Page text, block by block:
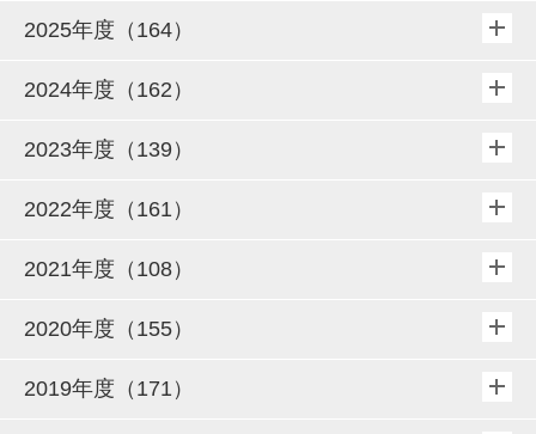
2025年度（164）
2024年度（162）
2023年度（139）
2022年度（161）
2021年度（108）
2020年度（155）
2019年度（171）